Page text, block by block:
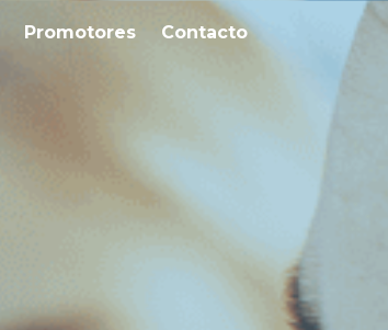
Promotores Contacto